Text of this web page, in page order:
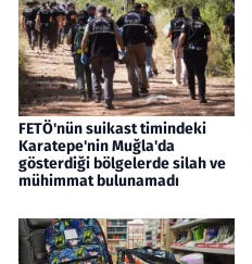
FETÖ'nün suikast timindeki
Karatepe'nin Muğla'da
gösterdiği bölgelerde silah ve
mühimmat bulunamadı